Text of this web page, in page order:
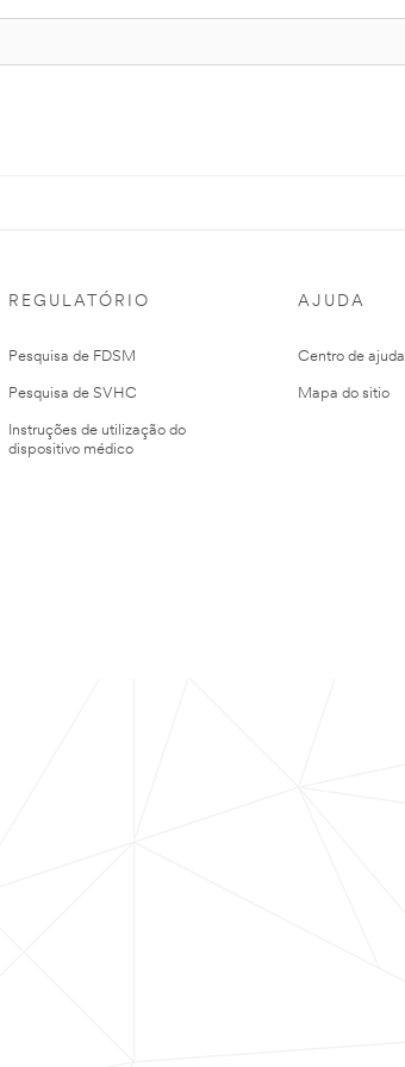
REGULATÓRIO
Pesquisa de FDSM
Pesquisa de SVHC
Instruções de utilização do
dispositivo médico
AJUDA
Centro de ajuda
Mapa do sitio